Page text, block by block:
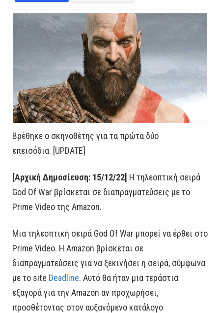
Βρέθηκε ο σκηνοθέτης για τα πρώτα δύο
επεισόδια. [UPDATE]
[Αρχική Δημοσίευση: 15/12/22] Η τηλεοπτική σειρά
God Of War βρίσκεται σε διαπραγματεύσεις με το
Prime Video της Amazon.
Μια τηλεοπτική σειρά God Of War μπορεί να έρθει στο
Prime Video. Η Amazon βρίσκεται σε
διαπραγματεύσεις για να ξεκινήσει η σειρά, σύμφωνα
με το site Deadline. Αυτό θα ήταν μια τεράστια
εξαγορά για την Amazon αν προχωρήσει,
προσθέτοντας στον αυξανόμενο κατάλογο